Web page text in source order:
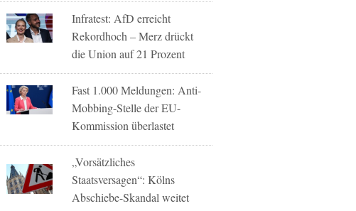
Infratest: AfD erreicht
Rekordhoch – Merz drückt
die Union auf 21 Prozent
Fast 1.000 Meldungen: Anti-
Mobbing-Stelle der EU-
Kommission überlastet
„Vorsätzliches
Staatsversagen“: Kölns
Abschiebe-Skandal weitet